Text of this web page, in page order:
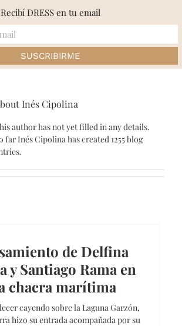
Inés Cipolina
Inés Cipolina
author has not yet filled in any details.
far Inés Cipolina has created 1255 blog
de Delfina
y Santiago Rama en
chacra marítima
cayendo sobre la Laguna Garzón,
hizo su entrada acompañada por su
Recibí DRESS en tu email